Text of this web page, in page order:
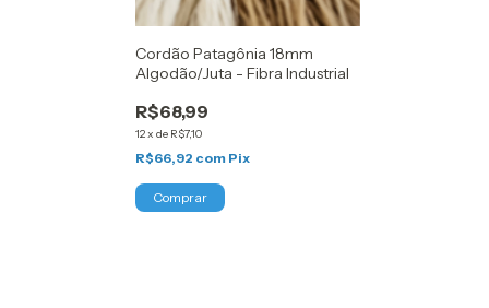
Cordão Patagônia 18mm
Algodão/Juta - Fibra Industrial
R$68,99
12x de R$7,10
R$66,92 com Pix
Comprar